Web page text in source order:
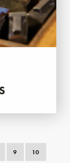
9 10